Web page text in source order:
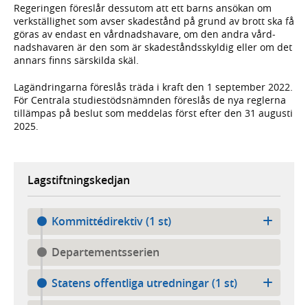
Regeringen före­slår dess­utom att ett barns ansökan om
verk­ställighet som avser skade­stånd på grund av brott ska få
göras av endast en vård­nads­havare, om den andra vård­
nads­havaren är den som är skade­stånds­skyldig eller om det
annars finns särskilda skäl.
Lagändringarna före­slås träda i kraft den 1 september 2022.
För Centrala studie­stöds­nämnden föreslås de nya reglerna
tillämpas på beslut som med­delas först efter den 31 augusti
2025.
Lagstiftningskedjan
Kommittédirektiv (1 st)
Departementsserien
Statens offentliga utredningar (1 st)